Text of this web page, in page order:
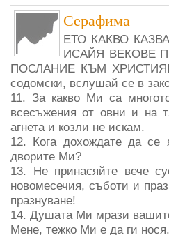
Серафима
ЕТО КАКВО
ИСАЙЯ ВЕКОВЕ
ПОСЛАНИЕ КЪМ
содомски, вслушай се в
11. За какво Ми са
всесъжения от овни и на
агнета и козли не искам.
12. Кога дохождате да се
дворите Ми?
13. Не принасяйте вече
новомесечия, съботи и
празнуване!
14. Душата Ми мрази
Мене, тежко Ми е да ги нося.